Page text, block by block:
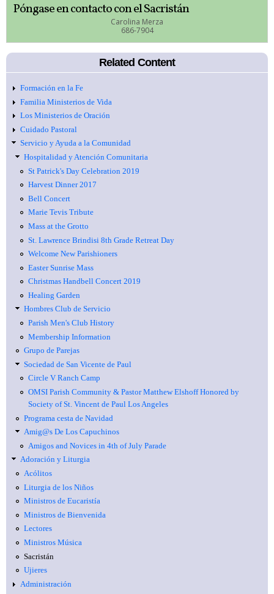
Póngase en contacto con el Sacristán
Carolina Merza
686-7904
Related Content
Formación en la Fe
Familia Ministerios de Vida
Los Ministerios de Oración
Cuidado Pastoral
Servicio y Ayuda a la Comunidad
Hospitalidad y Atención Comunitaria
St Patrick's Day Celebration 2019
Harvest Dinner 2017
Bell Concert
Marie Tevis Tribute
Mass at the Grotto
St. Lawrence Brindisi 8th Grade Retreat Day
Welcome New Parishioners
Easter Sunrise Mass
Christmas Handbell Concert 2019
Healing Garden
Hombres Club de Servicio
Parish Men's Club History
Membership Information
Grupo de Parejas
Sociedad de San Vicente de Paul
Circle V Ranch Camp
OMSI Parish Community & Pastor Matthew Elshoff Honored by
Society of St. Vincent de Paul Los Angeles
Programa cesta de Navidad
Amig@s De Los Capuchinos
Amigos and Novices in 4th of July Parade
Adoración y Liturgia
Acólitos
Liturgia de los Niños
Ministros de Eucaristía
Ministros de Bienvenida
Lectores
Ministros Música
Sacristán
Ujieres
Administración